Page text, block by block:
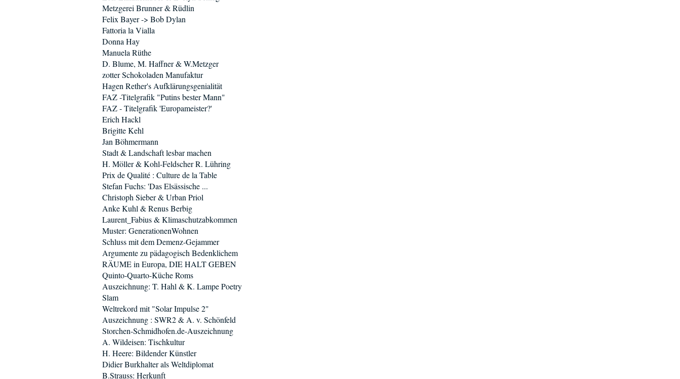
Metzgerei Brunner & Rüdlin
Felix Bayer -> Bob Dylan
Fattoria la Vialla
Donna Hay
Manuela Rüthe
D. Blume, M. Haffner & W.Metzger
zotter Schokoladen Manufaktur
Hagen Rether's Aufklärungsgenialität
FAZ -Titelgrafik "Putins bester Mann"
FAZ - Titelgrafik 'Europameister?'
Erich Hackl
Brigitte Kehl
Jan Böhmermann
Stadt & Landschaft lesbar machen
H. Möller & Kohl-Feldscher R. Lühring
Prix de Qualité : Culture de la Table
Stefan Fuchs: 'Das Elsässische ...
Christoph Sieber & Urban Priol
Anke Kuhl & Renus Berbig
Laurent_Fabius & Klimaschutzabkommen
Muster: GenerationenWohnen
Schluss mit dem Demenz-Gejammer
Argumente zu pädagogisch Bedenklichem
RÄUME in Europa, DIE HALT GEBEN
Quinto-Quarto-Küche Roms
Auszeichnung: T. Hahl & K. Lampe Poetry
Slam
Weltrekord mit "Solar Impulse 2"
Auszeichnung : SWR2 & A. v. Schönfeld
Storchen-Schmidhofen.de-Auszeichnung
A. Wildeisen: Tischkultur
H. Heere: Bildender Künstler
Didier Burkhalter als Weltdiplomat
B.Strauss: Herkunft